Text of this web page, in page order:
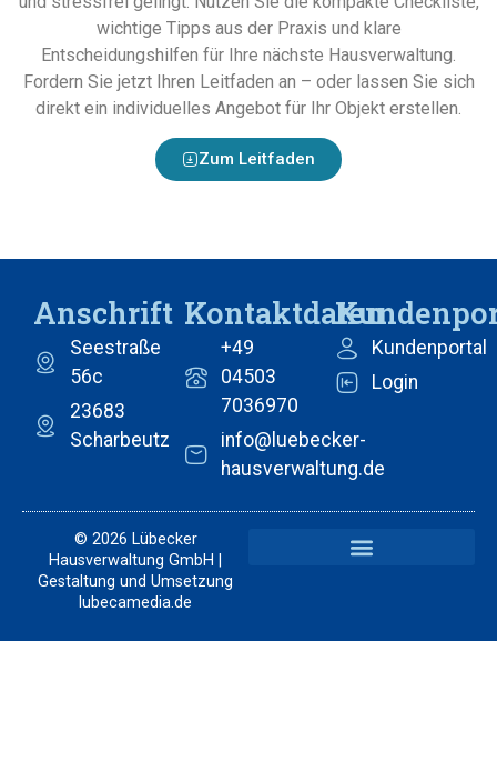
wichtige Tipps aus der Praxis und klare
Entscheidungshilfen für Ihre nächste Hausverwaltung.
Fordern Sie jetzt Ihren Leitfaden an – oder lassen Sie sich
direkt ein individuelles Angebot für Ihr Objekt erstellen.
Zum Leitfaden
Anschrift
Seestraße
56c
23683
Scharbeutz
Kontaktdaten
+49
04503
7036970
info@luebecker-
hausverwaltung.de
Kundenportal
Login
© 2026 Lübecker
Hausverwaltung GmbH |
Gestaltung und Umsetzung
lubecamedia.de